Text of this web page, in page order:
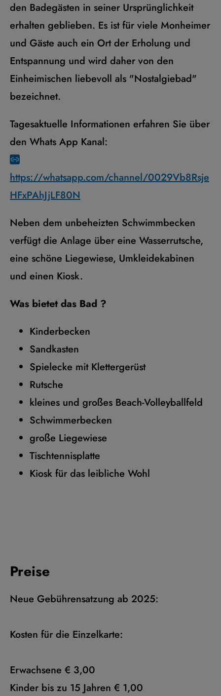
den Badegästen in seiner Ursprünglichkeit
erhalten geblieben. Es ist für viele Monheimer
und Gäste auch ein Ort der Erholung und
Entspannung und wird daher von den
Einheimischen liebevoll als "Nostalgiebad"
bezeichnet.
Tagesaktuelle Informationen erfahren Sie über
den Whats App Kanal:
https://whatsapp.com/channel/0029Vb8Rsje
HFxPAhJjLF80N
Neben dem unbeheizten Schwimmbecken
verfügt die Anlage über eine Wasserrutsche,
eine schöne Liegewiese, Umkleidekabinen
und einen Kiosk.
Was bietet das Bad ?
Kinderbecken
Sandkasten
Spielecke mit Klettergerüst
Rutsche
kleines und großes Beach-Volleyballfeld
Schwimmerbecken
große Liegewiese
Tischtennisplatte
Kiosk für das leibliche Wohl
Preise
Neue Gebührensatzung ab 2025:
Kosten für die Einzelkarte:
Erwachsene € 3,00
Kinder bis zu 15 Jahren € 1,00